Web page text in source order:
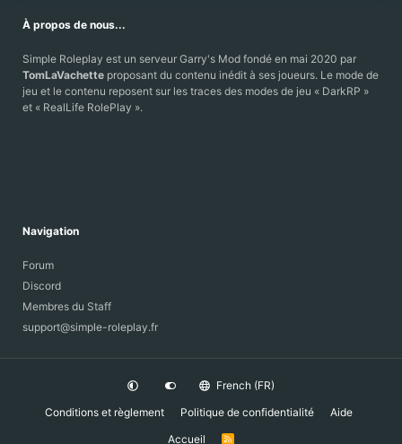
À propos de nous...
Simple Roleplay est un serveur Garry's Mod fondé en mai 2020 par
TomLaVachette proposant du contenu inédit à ses joueurs. Le mode de
jeu et le contenu reposent sur les traces des modes de jeu « DarkRP »
et « RealLife RolePlay ».
Navigation
Forum
Discord
Membres du Staff
support@simple-roleplay.fr
French (FR)
Conditions et règlement
Politique de confidentialité
Aide
Accueil
R